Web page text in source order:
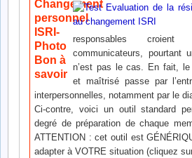
responsables
communicateurs, pourtant
n’est pas le cas. En fait, le
et maîtrisé passe par
interpersonnelles, notamment par le
Ci-contre, voici un outil standard
degré de préparation de chaque
ATTENTION : cet outil est
adapter à VOTRE situation (cliquez